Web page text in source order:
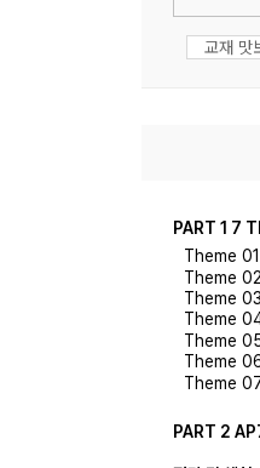
교재 맛
PART 1 7
Theme 01
Theme
Theme 03
Theme 04
Theme
Theme
Theme
PART 2